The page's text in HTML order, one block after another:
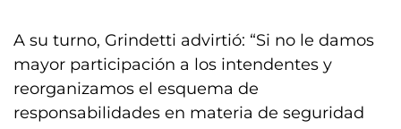
A su turno, Grindetti advirtió: “Si no le damos
mayor participación a los intendentes y
reorganizamos el esquema de
responsabilidades en materia de seguridad